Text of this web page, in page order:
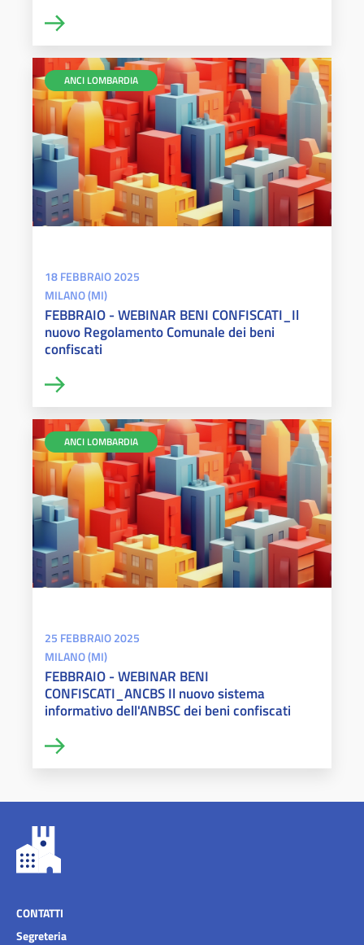
ANCI LOMBARDIA
18 FEBBRAIO 2025
MILANO (MI)
FEBBRAIO - WEBINAR BENI CONFISCATI_Il
nuovo Regolamento Comunale dei beni
confiscati
ANCI LOMBARDIA
25 FEBBRAIO 2025
MILANO (MI)
FEBBRAIO - WEBINAR BENI
CONFISCATI_ANCBS Il nuovo sistema
informativo dell'ANBSC dei beni confiscati
CONTATTI
Segreteria